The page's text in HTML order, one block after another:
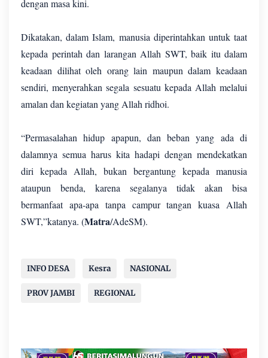
dengan masa kini.
Dikatakan, dalam Islam, manusia diperintahkan untuk taat
kepada perintah dan larangan Allah SWT, baik itu dalam
keadaan dilihat oleh orang lain maupun dalam keadaan
sendiri, menyerahkan segala sesuatu kepada Allah melalui
amalan dan kegiatan yang Allah ridhoi.
“Permasalahan hidup apapun, dan beban yang ada di
dalamnya semua harus kita hadapi dengan mendekatkan
diri kepada Allah, bukan bergantung kepada manusia
ataupun benda, karena segalanya tidak akan bisa
bermanfaat apa-apa tanpa campur tangan kuasa Allah
SWT,”katanya. (Matra/AdeSM).
INFO DESA Kesra NASIONAL
PROV JAMBI REGIONAL